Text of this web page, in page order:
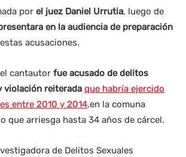
por el juez Daniel Urrutia, luego de
en la audiencia de preparación
acusaciones.
cantautor fue acusado de delitos
violación reiterada que habría ejercido
entre 2010 y 2014,en la comuna
que arriesga hasta 34 años de cárcel.
de Delitos Sexuales